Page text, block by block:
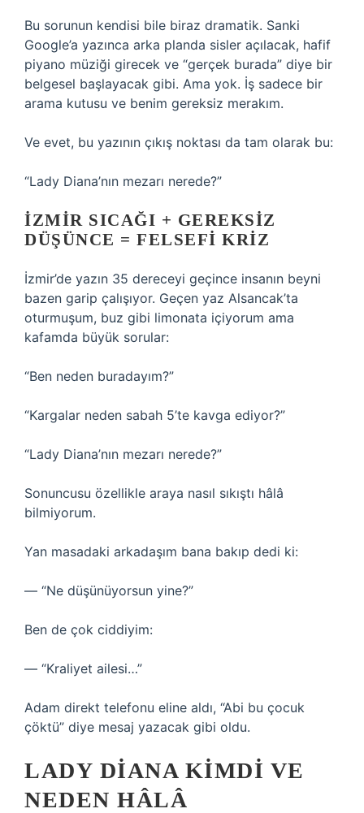
Bu sorunun kendisi bile biraz dramatik. Sanki
Google’a yazınca arka planda sisler açılacak, hafif
piyano müziği girecek ve “gerçek burada” diye bir
belgesel başlayacak gibi. Ama yok. İş sadece bir
arama kutusu ve benim gereksiz merakım.
Ve evet, bu yazının çıkış noktası da tam olarak bu:
“Lady Diana’nın mezarı nerede?”
İZMIR SICAĞI + GEREKSIZ
DÜŞÜNCE = FELSEFI KRIZ
İzmir’de yazın 35 dereceyi geçince insanın beyni
bazen garip çalışıyor. Geçen yaz Alsancak’ta
oturmuşum, buz gibi limonata içiyorum ama
kafamda büyük sorular:
“Ben neden buradayım?”
“Kargalar neden sabah 5’te kavga ediyor?”
“Lady Diana’nın mezarı nerede?”
Sonuncusu özellikle araya nasıl sıkıştı hâlâ
bilmiyorum.
Yan masadaki arkadaşım bana bakıp dedi ki:
— “Ne düşünüyorsun yine?”
Ben de çok ciddiyim:
— “Kraliyet ailesi…”
Adam direkt telefonu eline aldı, “Abi bu çocuk
çöktü” diye mesaj yazacak gibi oldu.
LADY DIANA KIMDI VE
NEDEN HÂLÂ